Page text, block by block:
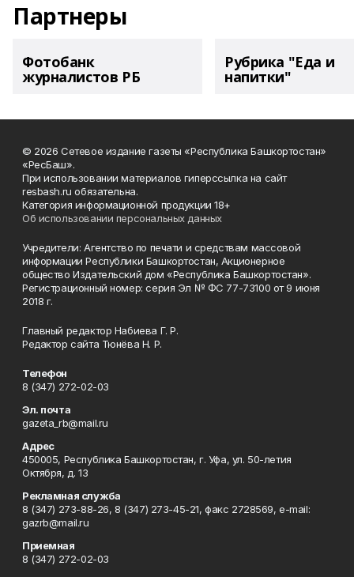
Партнеры
Фотобанк
журналистов РБ
Рубрика "Еда и
напитки"
© 2026 Сетевое издание газеты «Республика Башкортостан»
«РесБаш».
При использовании материалов гиперссылка на сайт
resbash.ru обязательна.
Категория информационной продукции 18+
Об использовании персональных данных
Учредители: Агентство по печати и средствам массовой
информации Республики Башкортостан, Акционерное
общество Издательский дом «Республика Башкортостан».
Регистрационный номер: серия Эл № ФС 77-73100 от 9 июня
2018 г.
Главный редактор Набиева Г. Р.
Редактор сайта Тюнёва Н. Р.
Телефон
8 (347) 272-02-03
Эл. почта
gazeta_rb@mail.ru
Адрес
450005, Республика Башкортостан, г. Уфа, ул. 50-летия
Октября, д. 13
Рекламная служба
8 (347) 273-88-26, 8 (347) 273-45-21, факс 2728569, e-mail:
gazrb@mail.ru
Приемная
8 (347) 272-02-03